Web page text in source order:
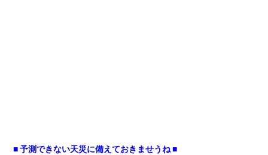
■ 予測できない天災に備えておきませうね ■